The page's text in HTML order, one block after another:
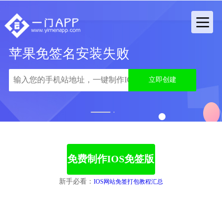
苹果免签名安装失败
立即创建
免费制作IOS免签版
新手必看： IOS网站免签打包教程汇总